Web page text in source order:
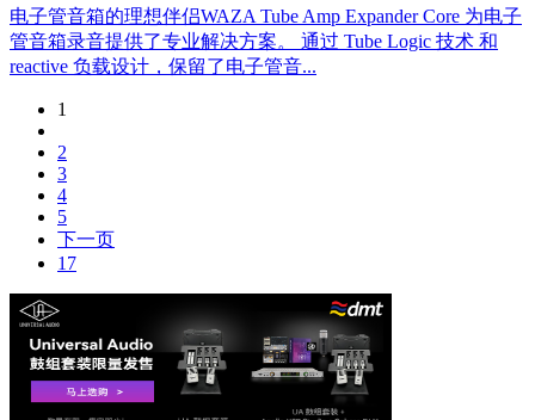
电子管音箱的理想伴侣WAZA Tube Amp Expander Core 为电子
管音箱录音提供了专业解决方案。 通过 Tube Logic 技术 和
reactive 负载设计，保留了电子管音...
1
2
3
4
5
下一页
17